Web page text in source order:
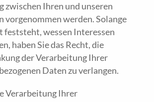
zwischen Ihren und unseren
vorgenommen werden. Solange
feststeht, wessen Interessen
haben Sie das Recht, die
der Verarbeitung Ihrer
Daten zu verlangen.
Verarbeitung Ihrer